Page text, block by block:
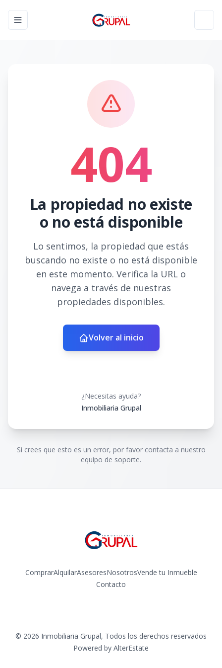
Toggle navigation menu
404
La propiedad no existe
o no está disponible
Lo sentimos, la propiedad que estás
buscando no existe o no está disponible
en este momento. Verifica la URL o
navega a través de nuestras
propiedades disponibles.
Volver al inicio
¿Necesitas ayuda?
Inmobiliaria Grupal
Si crees que esto es un error, por favor contacta a nuestro
equipo de soporte.
ComprarAlquilarAsesoresNosotrosVende tu Inmueble
Contacto
© 2026 Inmobiliaria Grupal, Todos los derechos reservados
Powered by AlterEstate